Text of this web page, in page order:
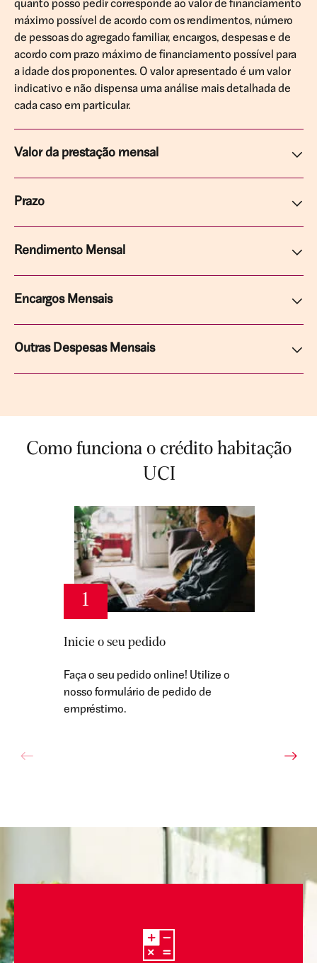
quanto posso pedir corresponde ao valor de financiamento
máximo possível de acordo com os rendimentos, número
de pessoas do agregado familiar, encargos, despesas e de
acordo com prazo máximo de financiamento possível para
a idade dos proponentes. O valor apresentado é um valor
indicativo e não dispensa uma análise mais detalhada de
cada caso em particular.
Valor da prestação mensal
Prazo
Rendimento Mensal
Encargos Mensais
Outras Despesas Mensais
Como funciona o crédito habitação
UCI
1
Inicie o seu pedido
Faça o seu pedido online! Utilize o
nosso formulário de pedido de
empréstimo.